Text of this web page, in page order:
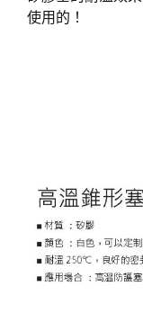
使用的！